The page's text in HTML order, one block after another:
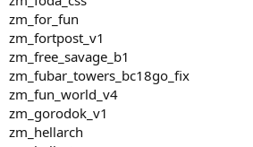
zm_for_fun
zm_fortpost_v1
zm_free_savage_b1
zm_fubar_towers_bc18go_fix
zm_fun_world_v4
zm_gorodok_v1
zm_hellarch